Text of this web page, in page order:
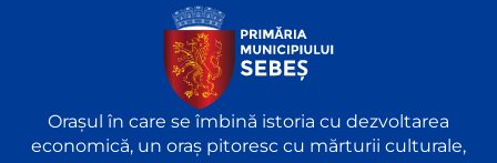
Orașul în care se îmbină istoria cu dezvoltarea
economică, un oraș pitoresc cu mărturii culturale,